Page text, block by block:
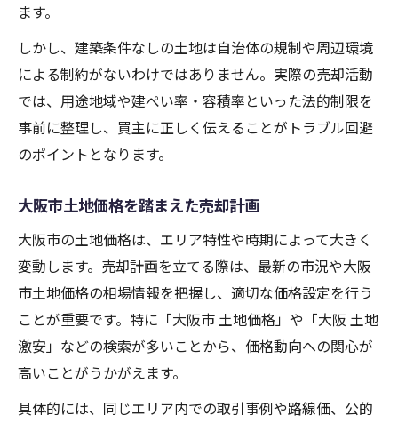
ます。
しかし、建築条件なしの土地は自治体の規制や周辺環境
による制約がないわけではありません。実際の売却活動
では、用途地域や建ぺい率・容積率といった法的制限を
事前に整理し、買主に正しく伝えることがトラブル回避
のポイントとなります。
大阪市土地価格を踏まえた売却計画
大阪市の土地価格は、エリア特性や時期によって大きく
変動します。売却計画を立てる際は、最新の市況や大阪
市土地価格の相場情報を把握し、適切な価格設定を行う
ことが重要です。特に「大阪市 土地価格」や「大阪 土地
激安」などの検索が多いことから、価格動向への関心が
高いことがうかがえます。
具体的には、同じエリア内での取引事例や路線価、公的